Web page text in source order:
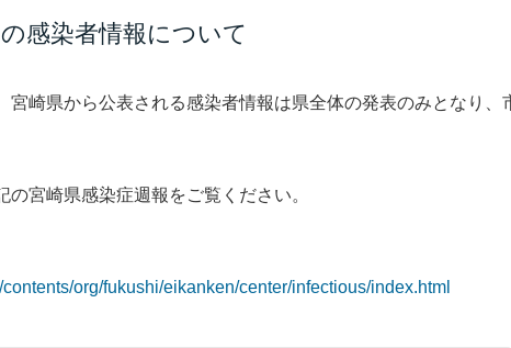
感染者情報について
宮崎県から公表される感染者情報は県全体の発表のみとなり、
宮崎県感染症週報をご覧ください。
org/fukushi/eikanken/center/infectious/index.html